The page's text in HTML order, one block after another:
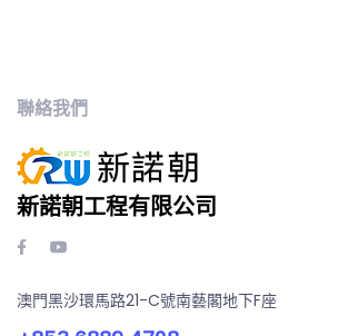
聯絡我們
新諾朝工程有限公司
澳門黑沙環馬路21-C號南藝閣地下F座